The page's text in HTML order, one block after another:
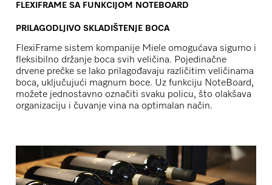
FLEXIFRAME SA FUNKCIJOM NOTEBOARD
PRILAGODLJIVO SKLADIŠTENJE BOCA
FlexiFrame sistem kompanije Miele omogućava sigurno i
fleksibilno držanje boca svih veličina. Pojedinačne
drvene prečke se lako prilagođavaju različitim veličinama
boca, uključujući magnum boce. Uz funkciju NoteBoard,
možete jednostavno označiti svaku policu, što olakšava
organizaciju i čuvanje vina na optimalan način.